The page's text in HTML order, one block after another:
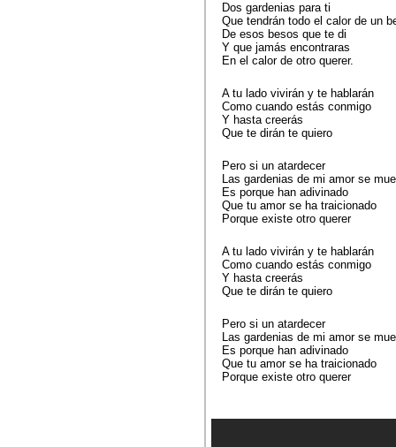
Dos gardenias para ti
Que tendrán todo el calor de un
De esos besos que te di
Y que jamás encontraras
En el calor de otro querer.
A tu lado vivirán y te hablarán
Como cuando estás conmigo
Y hasta creerás
Que te dirán te quiero
Pero si un atardecer
Las gardenias de mi amor se
Es porque han adivinado
Que tu amor se ha traicionado
Porque existe otro querer
A tu lado vivirán y te hablarán
Como cuando estás conmigo
Y hasta creerás
Que te dirán te quiero
Pero si un atardecer
Las gardenias de mi amor se
Es porque han adivinado
Que tu amor se ha traicionado
Porque existe otro querer